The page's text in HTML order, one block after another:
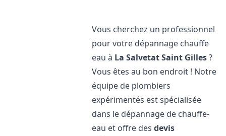
Vous cherchez un professionnel
pour votre dépannage chauffe
eau à La Salvetat Saint Gilles?
Vous êtes au bon endroit ! Notre
équipe de plombiers
expérimentés est spécialisée
dans le dépannage de chauffe-
eau et offre desdevis